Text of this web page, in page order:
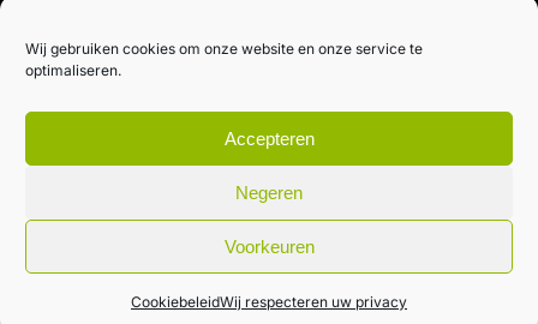
Wij gebruiken cookies om onze website en onze service te
optimaliseren.
Accepteren
Negeren
Voorkeuren
CookiebeleidWij respecteren uw privacy
Kennismakingspakket aanvragen
Blijft op de hoogte
Rechtstreeks van het veld naar je inbox.
Inschrijven nieuwsbrief
Algemene voorwaarden|Privacybeleid| gemaakt met door
creativitijd